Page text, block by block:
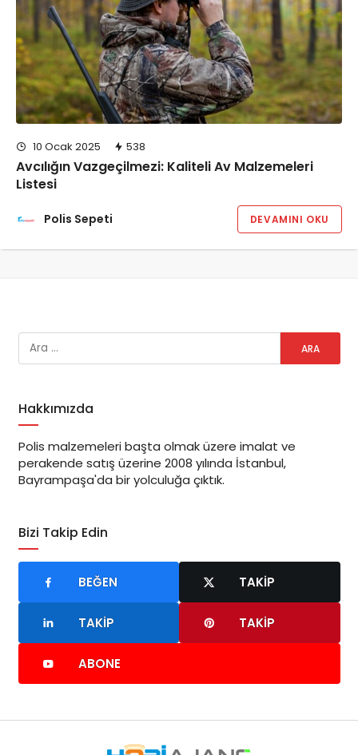
10 Ocak 2025 538
Avcılığın Vazgeçilmezi: Kaliteli Av Malzemeleri
Listesi
Polis Sepeti DEVAMINI OKU
Hakkımızda
Polis malzemeleri başta olmak üzere imalat ve
perakende satış üzerine 2008 yılında İstanbul,
Bayrampaşa'da bir yolculuğa çıktık.
Bizi Takip Edin
BEĞEN TAKIP
TAKIP TAKIP
ABONE